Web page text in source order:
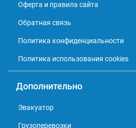
Оферта и правила сайта
Обратная связь
Политика конфиденциальности
Политика использования cookies
Дополнительно
Эвакуатор
Грузоперевозки